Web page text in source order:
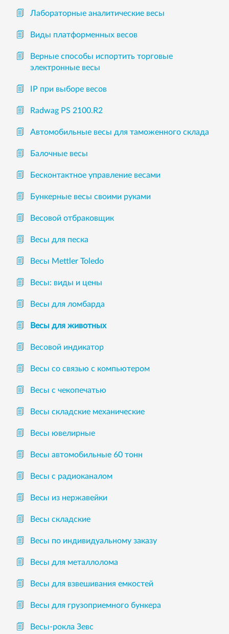
Лабораторные аналитические весы
Виды платформенных весов
Верные способы испортить торговые
электронные весы
IP при выборе весов
Radwag PS 2100.R2
Автомобильные весы для таможенного склада
Балочные весы
Бесконтактное управление весами
Бункерные весы своими руками
Весовой отбраковщик
Весы для песка
Весы Mettler Toledo
Весы: виды и цены
Весы для ломбарда
Весы для животных
Весовой индикатор
Весы со связью с компьютером
Весы с чекопечатью
Весы складские механические
Весы ювелирные
Весы автомобильные 60 тонн
Весы с радиоканалом
Весы из нержавейки
Весы складские
Весы по индивидуальному заказу
Весы для металлолома
Весы для взвешивания емкостей
Весы для грузоприемного бункера
Весы-рокла Зевс